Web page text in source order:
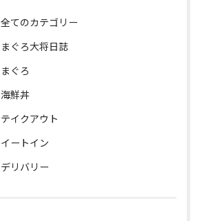
全てのカテゴリー
まぐろ大将日誌
まぐろ
海鮮丼
テイクアウト
イートイン
デリバリー